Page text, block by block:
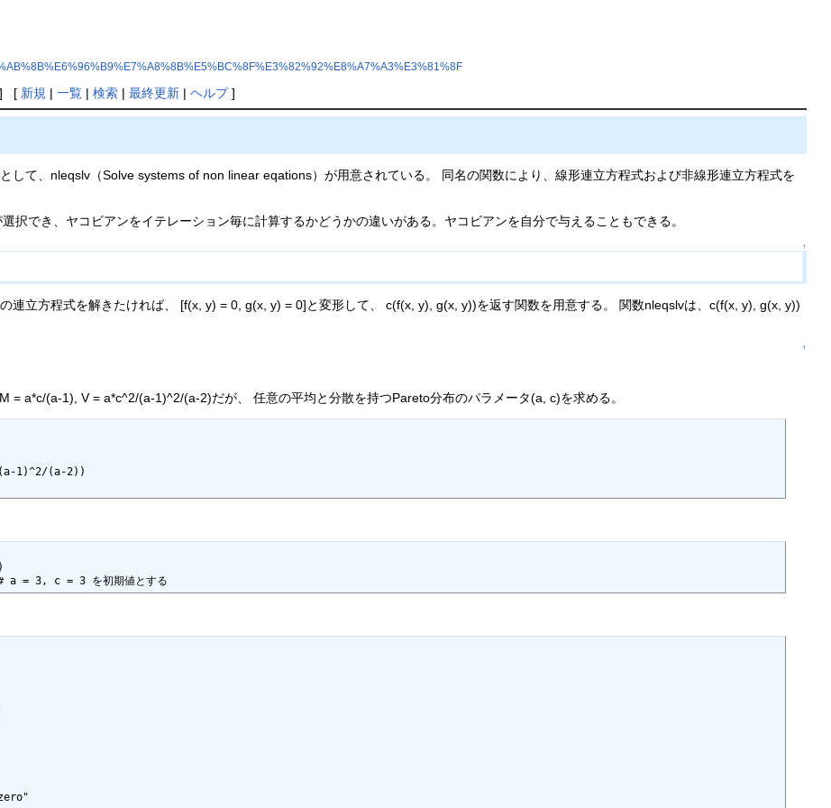
] [ 新規 | 一覧| 検索| 最終更新| ヘルプ]
して、nleqslv（Solve systems of non linear eqations）が用意されている。 同名の関数により、線形連立方程式および非線形連立方程式を
択でき、ヤコビアンをイテレーション毎に計算するかどうかの違いがある。ヤコビアンを自分で与えることもできる。
↑
連立方程式を解きたければ、 [f(x, y) = 0, g(x, y) = 0]と変形して、 c(f(x, y), g(x, y))を返す関数を用意する。 関数nleqslvは、c(f(x, y), g(x, y))
↑
= a*c/(a-1), V = a*c^2/(a-1)^2/(a-2)だが、 任意の平均と分散を持つPareto分布のパラメータ(a, c)を求める。
3, c = 3 を初期値とする